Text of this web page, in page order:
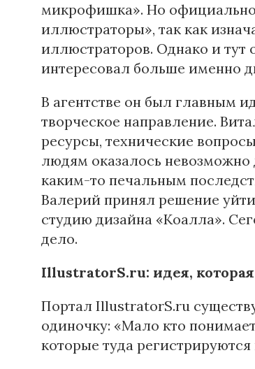
микрофишка». Но официально,
иллюстраторы», так как
иллюстраторов. Однако и тут
интересовал больше именно
В агентстве он был главным
творческое направление.
ресурсы, технические
людям оказалось невозможно
каким-то печальным
Валерий принял решение
студию дизайна «Коалла».
дело.
IllustratorS.ru: идея,
Портал IllustratorS.ru
одиночку: «Мало кто
которые туда